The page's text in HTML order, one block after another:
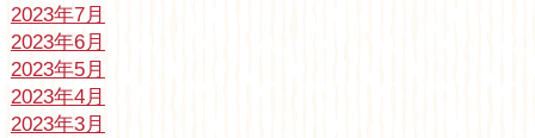
2023年7月
2023年6月
2023年5月
2023年4月
2023年3月